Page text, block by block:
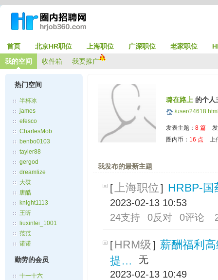
首页 北京HR职位 上海职位 广深职位 老家职位
我的空间
收件箱 我要推广
热门空间
半杯冰
james
efesco
CharlesMob
benbo0103
tayler88
gergod
dreamlize
大碟
唐酷
knight1113
王昕
liuxinlei_1001
范范
诺诺
勤劳的会员
十一十六
璐在路上 的个人
/user/
发表主题： 8 篇
圈内币： 16 点 上
我发布的最新主题
[ 上海职位 ] HRBP-国
2023-02-13 10:53
24支持
0反对 0评论
[ HRM级] 薪酬福利
提…
无
2023-02-13 10:49